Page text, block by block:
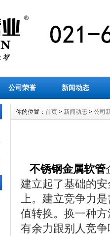
公司荣誉 新闻动态
你的位置： 首页 > 新闻动态 > 公司
不锈钢金属软管
建立起了基础的
上。建立竞争力
值转换。换一种
有余力跟别人竞争